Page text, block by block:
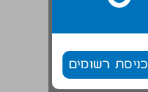
כניסת רשומים